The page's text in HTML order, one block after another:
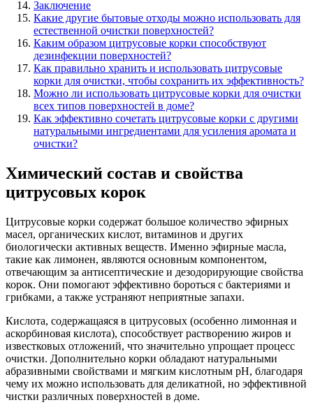
Заключение
Какие другие бытовые отходы можно использовать для
естественной очистки поверхностей?
Каким образом цитрусовые корки способствуют
дезинфекции поверхностей?
Как правильно хранить и использовать цитрусовые
корки для очистки, чтобы сохранить их эффективность?
Можно ли использовать цитрусовые корки для очистки
всех типов поверхностей в доме?
Как эффективно сочетать цитрусовые корки с другими
натуральными ингредиентами для усиления аромата и
очистки?
Химический состав и свойства
цитрусовых корок
Цитрусовые корки содержат большое количество эфирных
масел, органических кислот, витаминов и других
биологически активных веществ. Именно эфирные масла,
такие как лимонен, являются основным компонентом,
отвечающим за антисептические и дезодорирующие свойства
корок. Они помогают эффективно бороться с бактериями и
грибками, а также устраняют неприятные запахи.
Кислота, содержащаяся в цитрусовых (особенно лимонная и
аскорбиновая кислота), способствует растворению жиров и
известковых отложений, что значительно упрощает процесс
очистки. Дополнительно корки обладают натуральными
абразивными свойствами и мягким кислотным pH, благодаря
чему их можно использовать для деликатной, но эффективной
чистки различных поверхностей в доме.